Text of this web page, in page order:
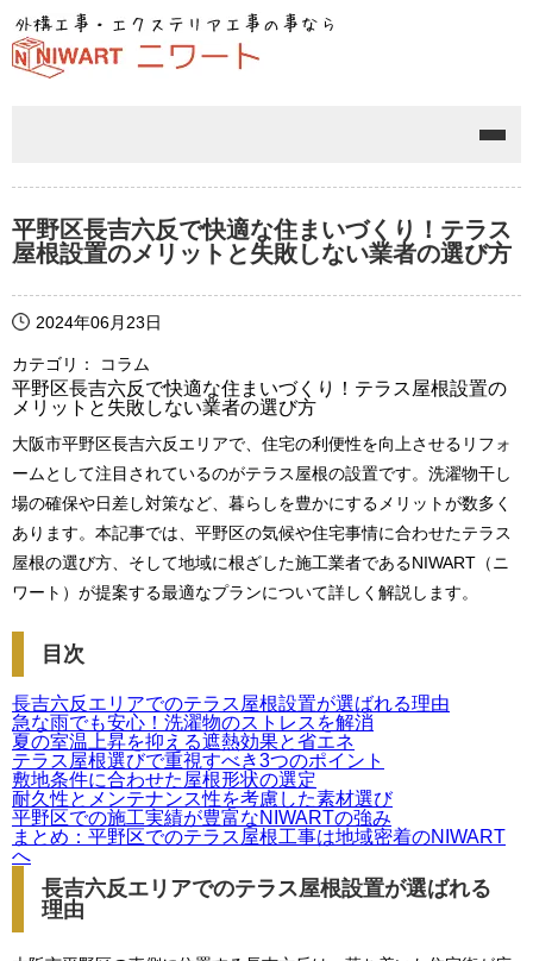
メニ
平野区長吉六反で快適な住まいづくり！テラス
屋根設置のメリットと失敗しない業者の選び方
2024年06月23日
カテゴリ： コラム
平野区長吉六反で快適な住まいづくり！テラス屋根設置の
メリットと失敗しない業者の選び方
大阪市平野区長吉六反エリアで、住宅の利便性を向上させるリフォ
ームとして注目されているのがテラス屋根の設置です。洗濯物干し
場の確保や日差し対策など、暮らしを豊かにするメリットが数多く
あります。本記事では、平野区の気候や住宅事情に合わせたテラス
屋根の選び方、そして地域に根ざした施工業者であるNIWART（ニ
ワート）が提案する最適なプランについて詳しく解説します。
目次
長吉六反エリアでのテラス屋根設置が選ばれる理由
急な雨でも安心！洗濯物のストレスを解消
夏の室温上昇を抑える遮熱効果と省エネ
テラス屋根選びで重視すべき3つのポイント
敷地条件に合わせた屋根形状の選定
耐久性とメンテナンス性を考慮した素材選び
平野区での施工実績が豊富なNIWARTの強み
まとめ：平野区でのテラス屋根工事は地域密着のNIWART
へ
長吉六反エリアでのテラス屋根設置が選ばれる
理由